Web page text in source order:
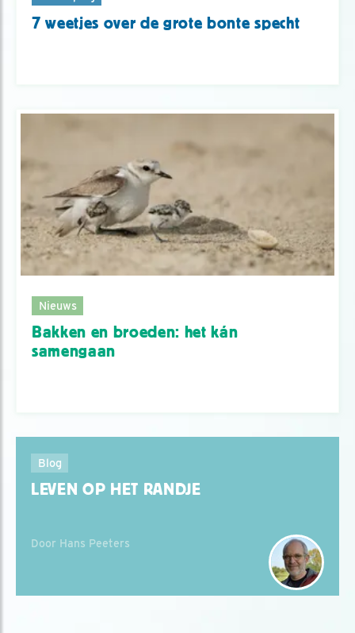
7 weetjes over de grote bonte specht
Nieuws
Bakken en broeden: het kán
samengaan
Blog
LEVEN OP HET RANDJE
Door Hans Peeters